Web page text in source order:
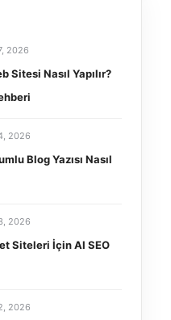
2026
Sitesi Nasıl Yapılır?
2026
Blog Yazısı Nasıl
2026
Siteleri İçin AI SEO
2026